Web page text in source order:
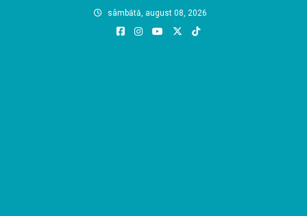
sâmbătă, august 08, 2026